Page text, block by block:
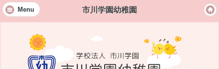
Menu 市川学園幼稚園